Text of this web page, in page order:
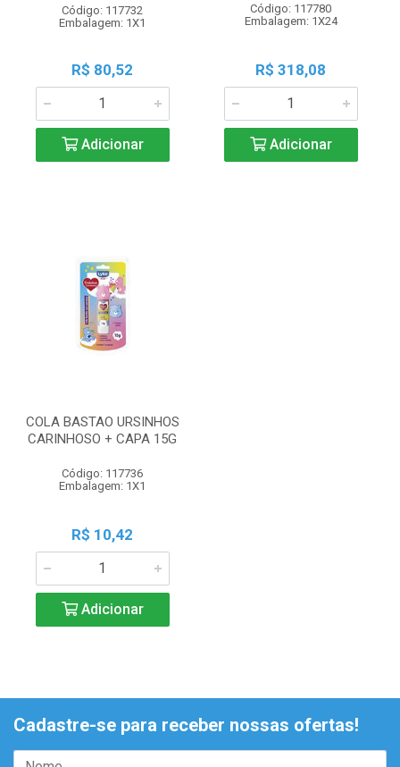
Código: 117732
Embalagem: 1X1
R$ 80,52
Adicionar
Código: 117780
Embalagem: 1X24
R$ 318,08
Adicionar
COLA BASTAO URSINHOS
CARINHOSO + CAPA 15G
Código: 117736
Embalagem: 1X1
R$ 10,42
Adicionar
Cadastre-se para receber nossas ofertas!